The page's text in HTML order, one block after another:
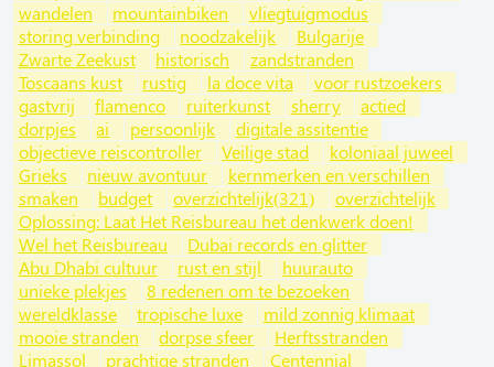
wandelen
mountainbiken
vliegtuigmodus
storing verbinding
noodzakelijk
Bulgarije
Zwarte Zeekust
historisch
zandstranden
Toscaans kust
rustig la doce vita
voor rustzoekers
gastvrij
flamenco ruiterkunst sherry
actied
dorpjes
ai persoonlijk
digitale assitentie
objectieve reiscontroller
Veilige stad
koloniaal juweel
Grieks
nieuw avontuur
kernmerken en verschillen
smaken
budget overzichtelijk(321)
overzichtelijk
Oplossing: Laat Het Reisbureau het denkwerk doen!
Wel het Reisbureau
Dubai records en glitter
Abu Dhabi cultuur
rust en stijl
huurauto
unieke plekjes
8 redenen om te bezoeken
wereldklasse
tropische luxe
mild zonnig klimaat
mooie stranden
dorpse sfeer
Herftsstranden
Limassol
prachtige stranden
Centennial